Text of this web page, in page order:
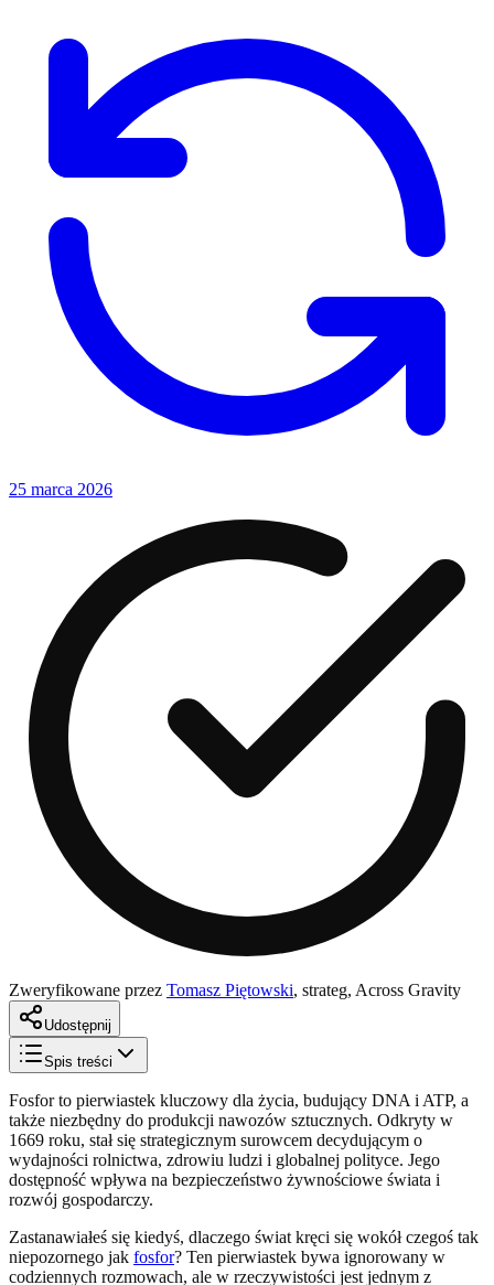
25 marca 2026
Zweryfikowane przez Tomasz Piętowski, strateg, Across Gravity
Udostępnij
Spis treści
Fosfor to pierwiastek kluczowy dla życia, budujący DNA i ATP, a
także niezbędny do produkcji nawozów sztucznych. Odkryty w
1669 roku, stał się strategicznym surowcem decydującym o
wydajności rolnictwa, zdrowiu ludzi i globalnej polityce. Jego
dostępność wpływa na bezpieczeństwo żywnościowe świata i
rozwój gospodarczy.
Zastanawiałeś się kiedyś, dlaczego świat kręci się wokół czegoś tak
niepozornego jak fosfor? Ten pierwiastek bywa ignorowany w
codziennych rozmowach, ale w rzeczywistości jest jednym z